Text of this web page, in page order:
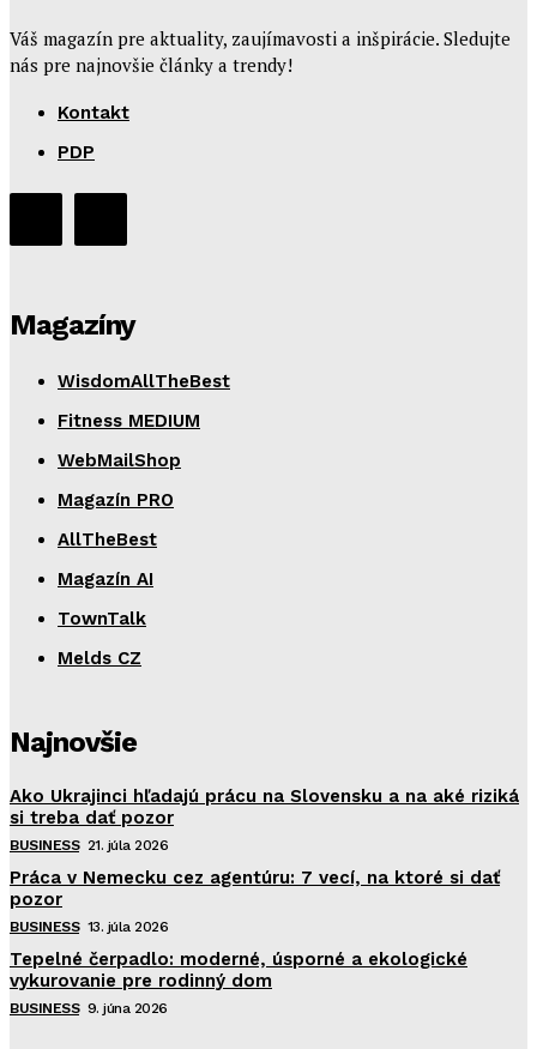
Váš magazín pre aktuality, zaujímavosti a inšpirácie. Sledujte
nás pre najnovšie články a trendy!
Kontakt
PDP
Magazíny
WisdomAllTheBest
Fitness MEDIUM
WebMailShop
Magazín PRO
AllTheBest
Magazín AI
TownTalk
Melds CZ
Najnovšie
Ako Ukrajinci hľadajú prácu na Slovensku a na aké riziká
si treba dať pozor
BUSINESS 21. júla 2026
Práca v Nemecku cez agentúru: 7 vecí, na ktoré si dať
pozor
BUSINESS 13. júla 2026
Tepelné čerpadlo: moderné, úsporné a ekologické
vykurovanie pre rodinný dom
BUSINESS 9. júna 2026